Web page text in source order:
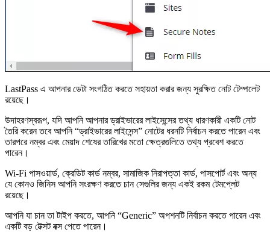
LastPass এ আপনার ডেটা সংগঠিত করতে সহায়তা করার জন্য সুরক্ষিত নোট টেম্পলেট
রয়েছে।
উদাহরণস্বরূপ, যদি আপনি আপনার ড্রাইভারের লাইসেন্সের তথ্য ধারণকারী একটি নোট
তৈরি করেন তবে আপনি “ড্রাইভারের লাইসেন্স” নোটের ধরনটি নির্বাচন করতে পারেন এবং
তারপরে নম্বর এবং মেয়াদ শেষের তারিখের মতো ক্ষেত্রগুলিতে তথ্য প্রবেশ করতে
পারেন।
Wi-Fi পাসওয়ার্ড, ক্রেডিট কার্ড নম্বর, সামাজিক নিরাপত্তা কার্ড, পাসপোর্ট এবং অন্য
যে কোনও জিনিস আপনি সংরক্ষণ করতে চান সেগুলির জন্য একই রকম টেমপ্লেট
রয়েছে।
আপনি যা চান তা টাইপ করতে, আপনি “Generic” অপশনটি নির্বাচন করতে পারেন এবং
একটি বড় টেক্সট বক্স পেতে পারেন।